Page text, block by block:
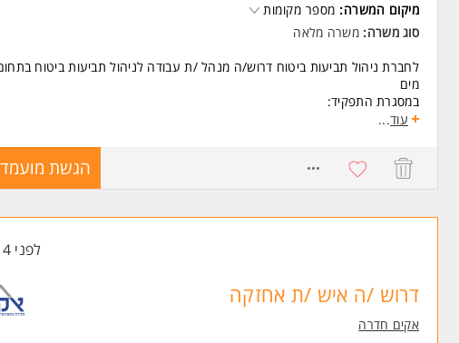
מיקום המשרה: מספר מקומות
סוג משרה: משרה מלאה
לחברת ניהול תביעות ביטוח דרוש/ה מנהל /ת עבודה לניהול תביעות ביטוח
מים
במסגרת התפקיד:
תפקיד שטח הכולל ניהול בעלי מקצוע וביצוע פיקוח ובקרה בבתי מבוטחים מטעם
מתן מענה מקצועי ללקוחות ולממשקי עבודה מגוונים: פנימיים וחיצוניים
דרישות:
יכולת ניהול מספר משימות במקביל
** הכשרה מעשית תתבצע במקום העבודה ** המשרה מיועדת לנשים ולגברים
עוד...
הגשת
לפני 14 שעות
דרוש /ה איש /ת אחזקה
אקים חדרה